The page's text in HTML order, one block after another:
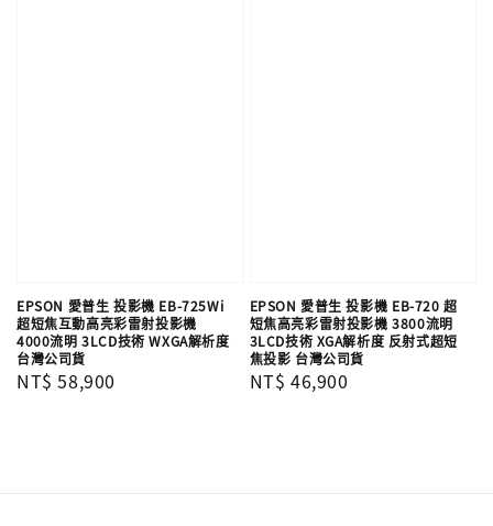
EPSON 愛普生 投影機 EB-725Wi
超短焦互動高亮彩雷射投影機
4000流明 3LCD技術 WXGA解析度
台灣公司貨
Regular
NT$ 58,900
EPSON 愛普生 投影機 EB-720 超
短焦高亮彩雷射投影機 3800流明
3LCD技術 XGA解析度 反射式超短
焦投影 台灣公司貨
Regular
NT$ 46,900